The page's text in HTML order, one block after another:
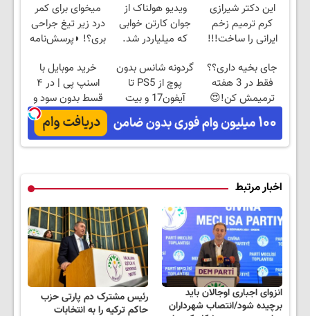
این دکتر شیرازی
کرم ترمیم زخم
ایرانی را ساخت!!!
ویدیو هولناک از
جوان کارتن خوابی
که میلیاردر شد.
میخوای برای کمر
درد زیر تیغ جراحی
بری؟! ◗پرسش‌نامه
جای بخیه داری؟؟
فقط در 3 هفته
ترمیمش کن!😍
گردونه شانس بدون
پوچ از PS5 تا
آیفون17 و بیت
کوین 🔥
خرید موبایل با
اسنپ پی | در ۴
قسط بدون سود و
کارمزد!
اخبار مرتبط
انزوای اجباری اوجالان باید
برچیده شود/انتصاب شهرداران
رئیس مشترک دم پارتی حزب
حاکم ترکیه را به انتخابات